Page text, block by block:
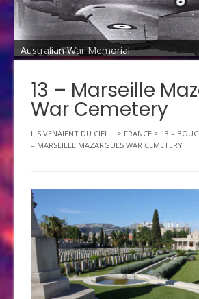
Australian War Memorial
13 – Marseille
War Cemetery
ILS VENAIENT DU CIEL... > FRANCE > 13 –
– MARSEILLE MAZARGUES WAR CEMETERY